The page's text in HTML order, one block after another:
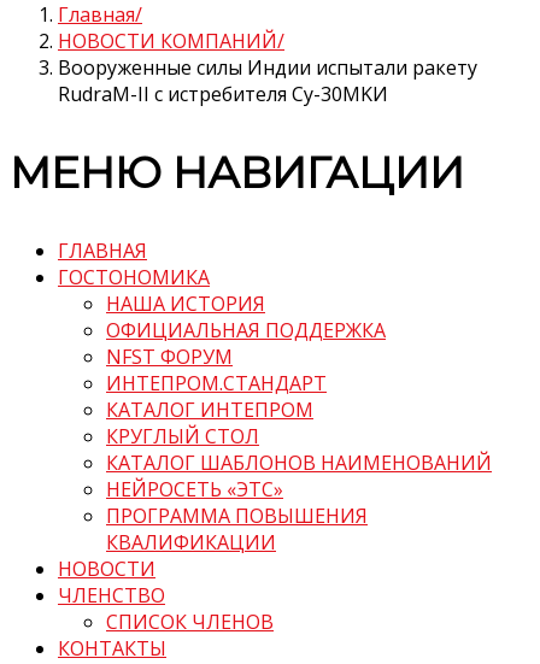
Главная
НОВОСТИ КОМПАНИЙ
Вооруженные силы Индии испытали ракету
RudraM-II с истребителя Су-30MKИ
МЕНЮ НАВИГАЦИИ
ГЛАВНАЯ
ГОСТОНОМИКА
НАША ИСТОРИЯ
ОФИЦИАЛЬНАЯ ПОДДЕРЖКА
NFST ФОРУМ
ИНТЕПРОМ.СТАНДАРТ
КАТАЛОГ ИНТЕПРОМ
КРУГЛЫЙ СТОЛ
КАТАЛОГ ШАБЛОНОВ НАИМЕНОВАНИЙ
НЕЙРОСЕТЬ «ЭТС»
ПРОГРАММА ПОВЫШЕНИЯ
КВАЛИФИКАЦИИ
НОВОСТИ
ЧЛЕНСТВО
СПИСОК ЧЛЕНОВ
КОНТАКТЫ